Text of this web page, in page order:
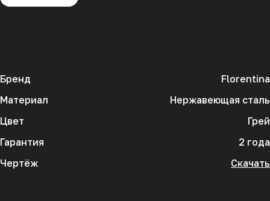
Бренд
Florentina
Материал
Нержавеющая сталь
Цвет
Грей
Гарантия
2 года
Чертёж
Скачать